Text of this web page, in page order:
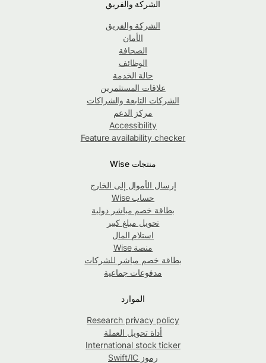
الشركة والفريق
الشركة والفريق
الأمان
الصحافة
الوظائف
حالة الخدمة
علاقات المستثمرين
الشركات التابعة والشراكات
مركز الدعم
Accessibility
Feature availability checker
منتجات Wise
إرسال الأموال إلى الخارج
حساب Wise
بطاقة خصم مباشر دولية
تحويل مبلغ كبير
استلام المال
منصة Wise
بطاقة خصم مباشر للشركات
مدفوعات جماعية
الموارد
Research privacy policy
أداة تحويل العملة
International stock ticker
رموز Swift/IC